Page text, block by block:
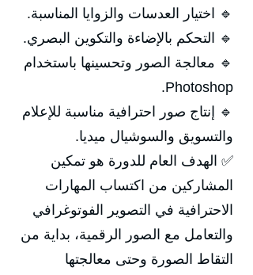
🔹 اختيار العدسات والزوايا المناسبة.
🔹 التحكم بالإضاءة والتكوين البصري.
🔹 معالجة الصور وتحسينها باستخدام
Photoshop.
🔹 إنتاج صور احترافية مناسبة للإعلام
والتسويق والسوشيال ميديا.
✅ الهدف العام للدورة هو تمكين
المشاركين من اكتساب المهارات
الاحترافية في التصوير الفوتوغرافي
والتعامل مع الصور الرقمية، بداية من
التقاط الصورة وحتى معالجتها